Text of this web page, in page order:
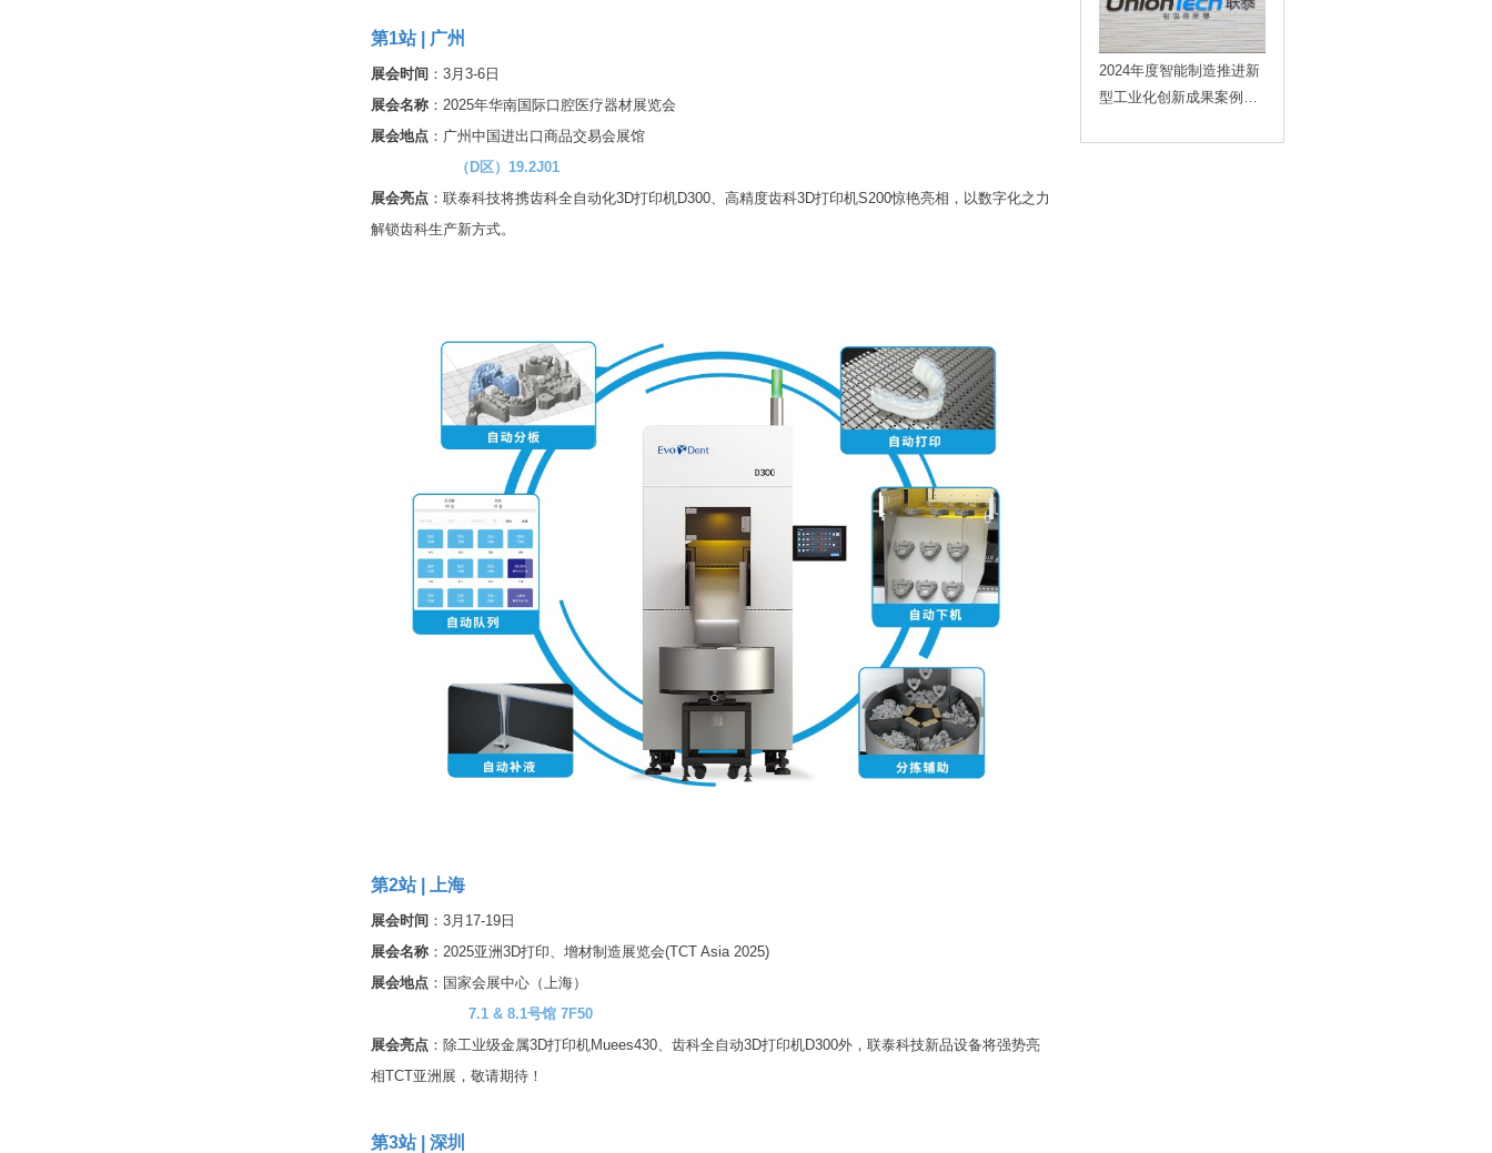
第1站 | 广州
展会时间 ：3月3-6日
展会名称：2025年华南国际口腔医疗器材展览会
展会地点：广州中国进出口商品交易会展馆
（D区）19.2J01
展会亮点：联泰科技将携齿科全自动化3D打印机D300、高精度齿科3D打印机S200惊艳亮相，以数字化之力
解锁齿科生产新方式。
第2站 | 上海
展会时间：3月17-19日
展会名称：2025亚洲3D打印、增材制造展览会(TCT Asia 2025)
展会地点：国家会展中心（上海）
7.1 & 8.1号馆 7F50
展会亮点：除工业级金属3D打印机Muees430、齿科全自动3D打印机D300外，联泰科技新品设备将强势亮
相TCT亚洲展，敬请期待！
第3站 | 深圳
2024年度智能制造推进新
型工业化创新成果案例重